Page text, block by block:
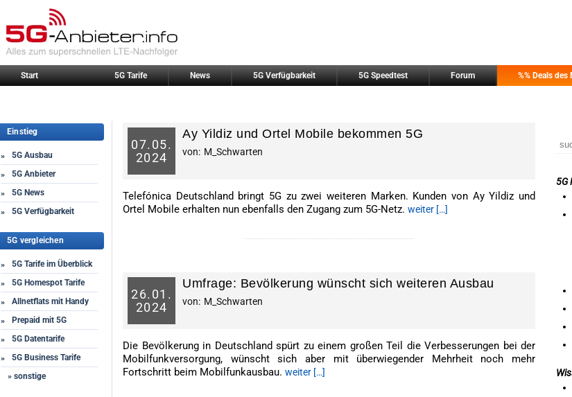
Start 5G Tarife News 5G Verfügbarkeit 5G Speedtest Forum %% Deals des
Einstieg
»
5G Ausbau
»
5G Anbieter
»
5G News
»
5G Verfügbarkeit
5G vergleichen
»
5G Tarife im Überblick
»
5G Homespot Tarife
»
Allnetflats mit Handy
»
Prepaid mit 5G
»
5G Datentarife
»
5G Business Tarife
» sonstige
07. 05.
2024
Ay Yildiz und Ortel Mobile bekommen 5G
von: M_Schwarten
Telefónica Deutschland bringt 5G zu zwei weiteren Marken. Kunden von Ay Yildiz und
Ortel Mobile erhalten nun ebenfalls den Zugang zum 5G-Netz. weiter […]
26. 01.
2024
Umfrage: Bevölkerung wünscht sich weiteren Ausbau
von: M_Schwarten
Die Bevölkerung in Deutschland spürt zu einem großen Teil die Verbesserungen bei der
Mobilfunkversorgung, wünscht sich aber mit überwiegender Mehrheit noch mehr
Fortschritt beim Mobilfunkausbau. weiter […]
5G